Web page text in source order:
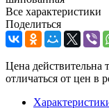
Все характеристики
Поделиться
Цена действительна
отличаться от цен в